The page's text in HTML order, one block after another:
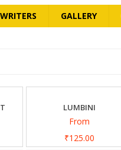
GALLERY
LUMBINI
From
₹125.00